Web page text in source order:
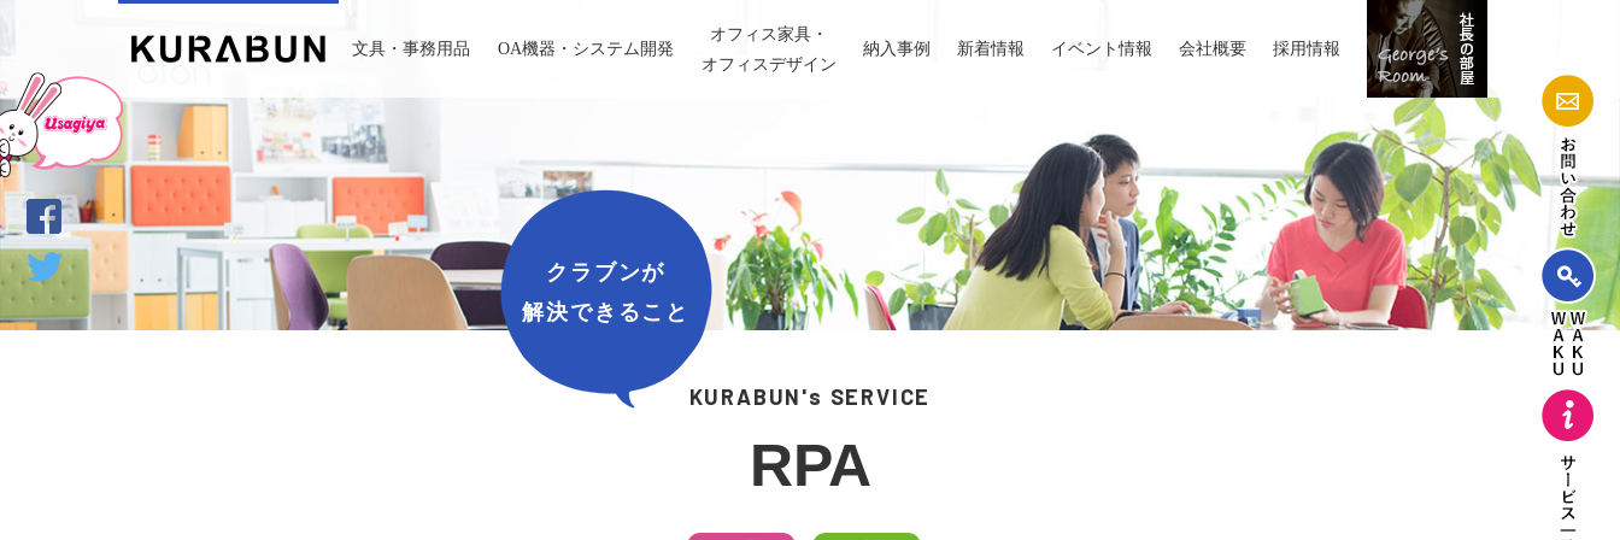
文具・事務用品 OA機器・システム開発
オフィス家具・
オフィスデザイン
納入事例 新着情報 イベント情報 会社概要 採用情報
KURABUN's SERVICE
クラブンが
解決できること
RPA